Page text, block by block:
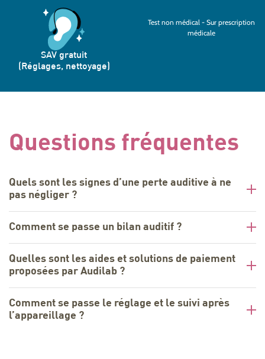
SAV gratuit
(Réglages, nettoyage)
Test non médical - Sur prescription
médicale
Questions fréquentes
Quels sont les signes d’une perte auditive à ne
pas négliger ?
Comment se passe un bilan auditif ?
Quelles sont les aides et solutions de paiement
proposées par Audilab ?
Comment se passe le réglage et le suivi après
l’appareillage ?